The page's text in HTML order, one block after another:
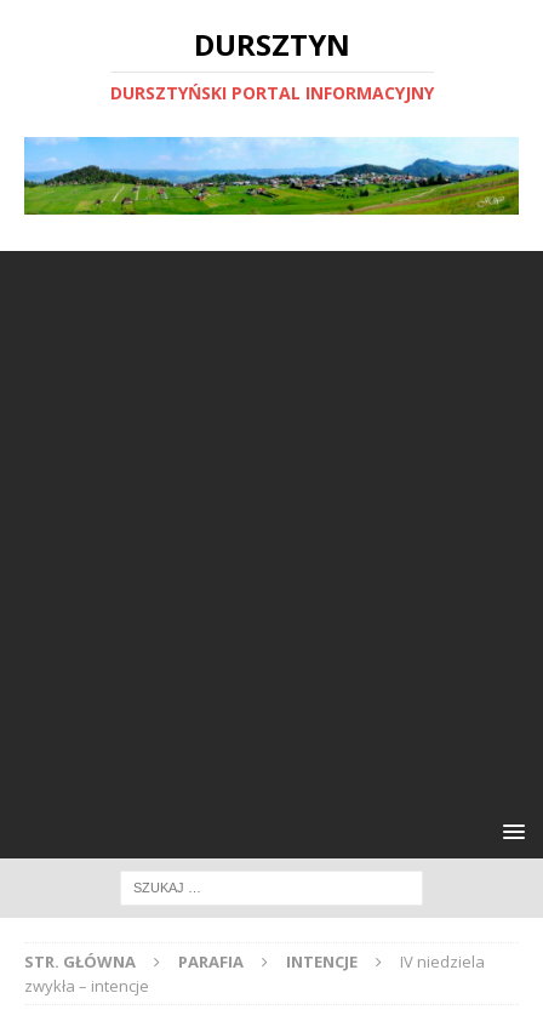
DURSZTYN
DURSZTYŃSKI PORTAL INFORMACYJNY
STR. GŁÓWNA PARAFIA INTENCJE
IV niedziela
zwykła – intencje